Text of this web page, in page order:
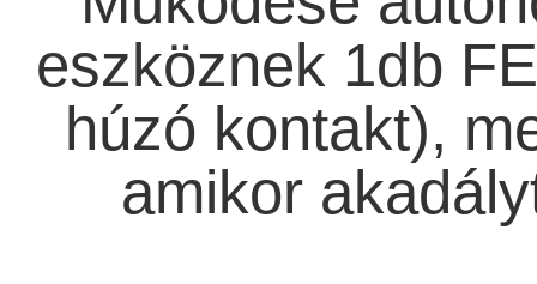
eszköznek 1db
húzó kontakt),
amikor